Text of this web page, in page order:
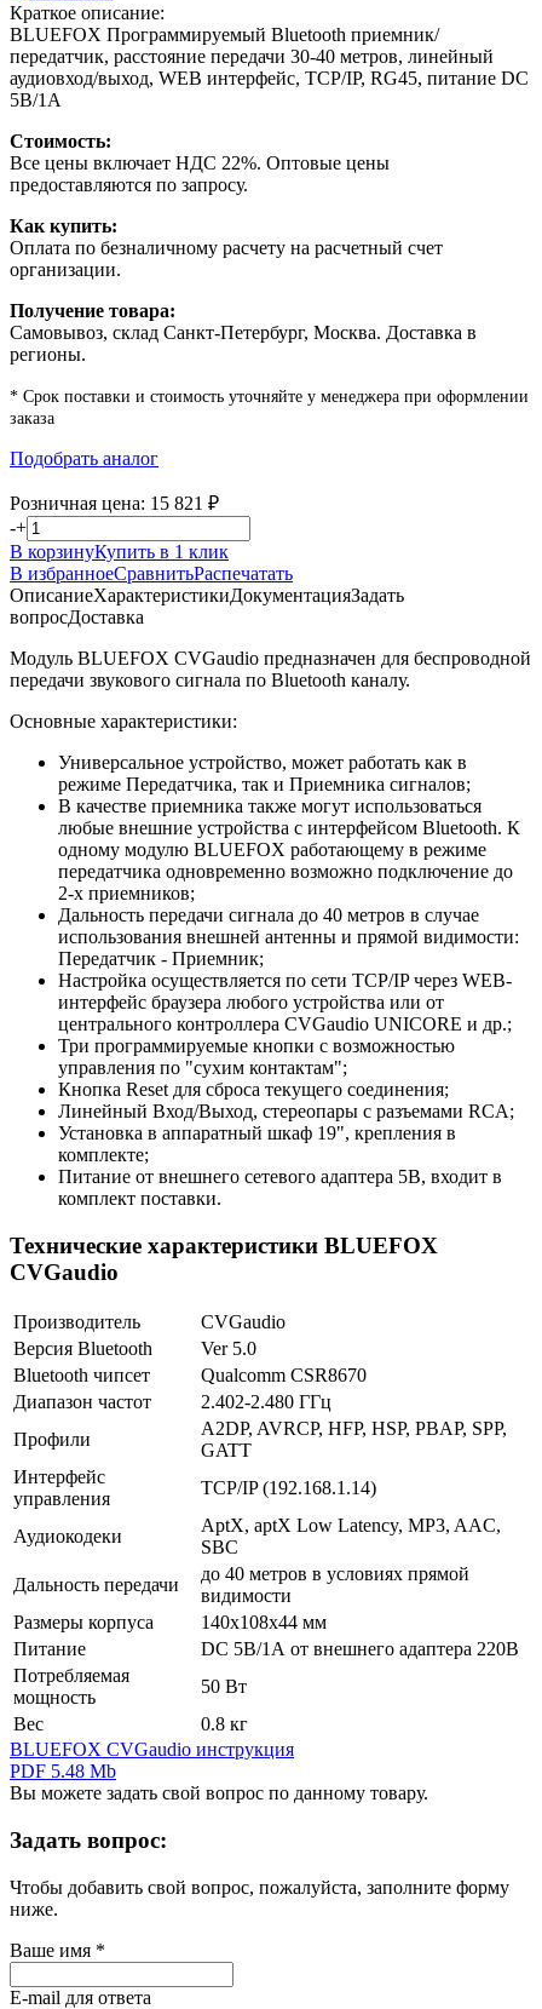
Краткое описание:
BLUEFOX Программируемый Bluetooth приемник/
передатчик, расстояние передачи 30-40 метров, линейный
аудиовход/выход, WEB интерфейс, TCP/IP, RG45, питание DC
5В/1А
Стоимость:
Все цены включает НДС 22%. Оптовые цены
предоставляются по запросу.
Как купить:
Оплата по безналичному расчету на расчетный счет
организации.
Получение товара:
Самовывоз, склад Санкт-Петербург, Москва. Доставка в
регионы.
* Срок поставки и стоимость уточняйте у менеджера при оформлении
заказа
Подобрать аналог
Розничная цена: 15 821 ₽
-+
В корзинуКупить в 1 клик
В избранноеСравнитьРаспечатать
ОписаниеХарактеристикиДокументацияЗадать
вопросДоставка
Модуль BLUEFOX CVGaudio предназначен для беспроводной
передачи звукового сигнала по Bluetooth каналу.
Основные характеристики:
Универсальное устройство, может работать как в
режиме Передатчика, так и Приемника сигналов;
В качестве приемника также могут использоваться
любые внешние устройства с интерфейсом Bluetooth. К
одному модулю BLUEFOX работающему в режиме
передатчика одновременно возможно подключение до
2-х приемников;
Дальность передачи сигнала до 40 метров в случае
использования внешней антенны и прямой видимости:
Передатчик - Приемник;
Настройка осуществляется по сети TCP/IP через WEB-
интерфейс браузера любого устройства или от
центрального контроллера CVGaudio UNICORE и др.;
Три программируемые кнопки с возможностью
управления по "сухим контактам";
Кнопка Reset для сброса текущего соединения;
Линейный Вход/Выход, стереопары с разъемами RCA;
Установка в аппаратный шкаф 19", крепления в
комплекте;
Питание от внешнего сетевого адаптера 5В, входит в
комплект поставки.
Технические характеристики BLUEFOX
CVGaudio
Производитель
CVGaudio
Версия Bluetooth
Ver 5.0
Bluetooth чипсет
Qualcomm CSR8670
Диапазон частот
2.402-2.480 ГГц
Профили
A2DP, AVRCP, HFP, HSP, PBAP, SPP,
GATT
Интерфейс
управления
TCP/IP (192.168.1.14)
Аудиокодеки
AptX, aptX Low Latency, MP3, AAC,
SBC
Дальность передачи
до 40 метров в условиях прямой
видимости
Размеры корпуса
140x108x44 мм
Питание
DC 5В/1А от внешнего адаптера 220В
Потребляемая
мощность
50 Вт
Вес
0.8 кг
BLUEFOX CVGaudio инструкция
PDF 5.48 Mb
Вы можете задать свой вопрос по данному товару.
Задать вопрос:
Чтобы добавить свой вопрос, пожалуйста, заполните форму
ниже.
Ваше имя *
E-mail для ответа